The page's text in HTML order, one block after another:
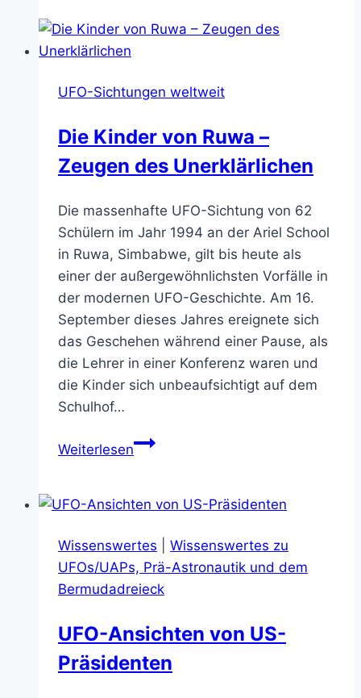
Hochgeschwindigkeitsobjekte
UFO-Sichtungen weltweit
Die Kinder von Ruwa –
Zeugen des Unerklärlichen
Die massenhafte UFO-Sichtung von 62
Schülern im Jahr 1994 an der Ariel School
in Ruwa, Simbabwe, gilt bis heute als
einer der außergewöhnlichsten Vorfälle in
der modernen UFO-Geschichte. Am 16.
September dieses Jahres ereignete sich
das Geschehen während einer Pause, als
die Lehrer in einer Konferenz waren und
die Kinder sich unbeaufsichtigt auf dem
Schulhof…
WeiterlesenDie
Ruwa
Zeugen
des
Unerklärlichen
Wissenswertes
Wissenswertes zu
UFOs/UAPs, Prä-Astronautik und dem
Bermudadreieck
UFO-Ansichten von US-
Präsidenten